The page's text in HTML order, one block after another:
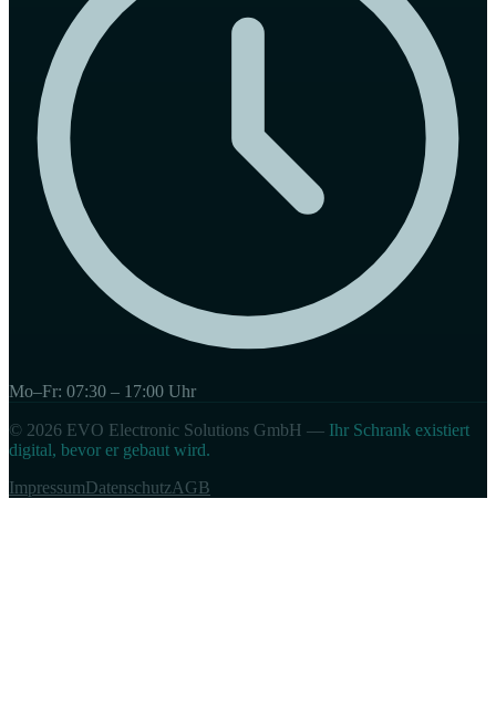
Mo–Fr: 07:30 – 17:00 Uhr
© 2026 EVO Electronic Solutions GmbH — Ihr Schrank existiert
digital, bevor er gebaut wird.
ImpressumDatenschutzAGB